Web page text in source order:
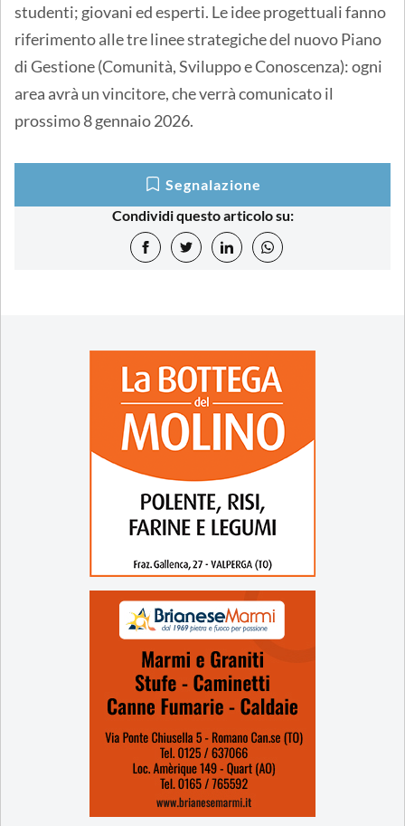
studenti; giovani ed esperti. Le idee progettuali fanno
riferimento alle tre linee strategiche del nuovo Piano
di Gestione (Comunità, Sviluppo e Conoscenza): ogni
area avrà un vincitore, che verrà comunicato il
prossimo 8 gennaio 2026.
Segnalazione
Condividi questo articolo su: